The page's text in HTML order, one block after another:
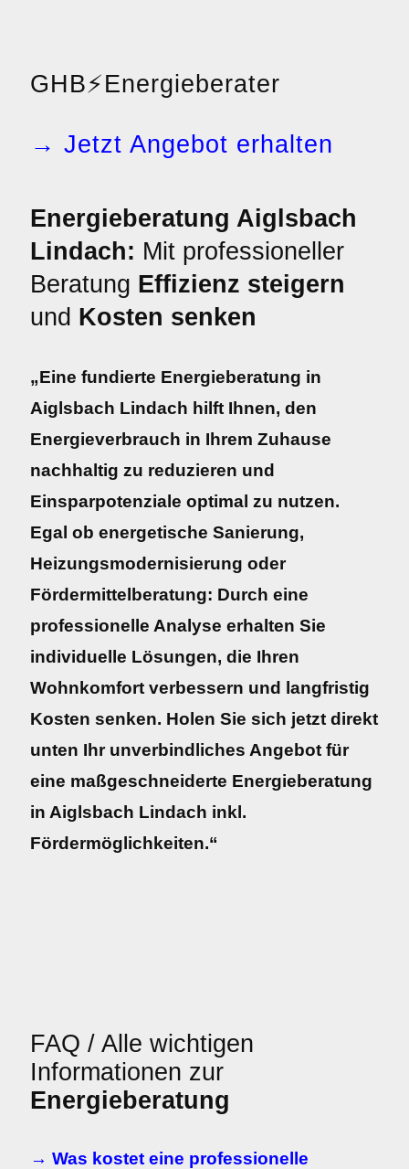
GHB⚡Energieberater
→ Jetzt Angebot erhalten
Energieberatung Aiglsbach
Lindach: Mit professioneller
Beratung Effizienz steigern
und Kosten senken
„Eine fundierte Energieberatung in
Aiglsbach Lindach hilft Ihnen, den
Energieverbrauch in Ihrem Zuhause
nachhaltig zu reduzieren und
Einsparpotenziale optimal zu nutzen.
Egal ob energetische Sanierung,
Heizungsmodernisierung oder
Fördermittelberatung: Durch eine
professionelle Analyse erhalten Sie
individuelle Lösungen, die Ihren
Wohnkomfort verbessern und langfristig
Kosten senken. Holen Sie sich jetzt direkt
unten Ihr unverbindliches Angebot für
eine maßgeschneiderte Energieberatung
in Aiglsbach Lindach inkl.
Fördermöglichkeiten.“
FAQ / Alle wichtigen
Informationen zur
Energieberatung
→ Was kostet eine professionelle